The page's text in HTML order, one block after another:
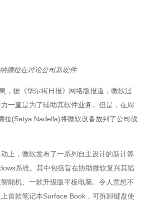
纳德拉在讨论公司新硬件
，据《华尔街日报》网络版报道，微软过
一直是为了辅助其软件业务。但是，在周
拉(Satya Nadella)将微软设备放到了公司战
上，微软发布了一系列自主设计的新计算
系统。其中包括旨在协助微软复兴其陷
能机、一款升级版平板电脑。令人意想不
首款笔记本Surface Book，可拆卸键盘使